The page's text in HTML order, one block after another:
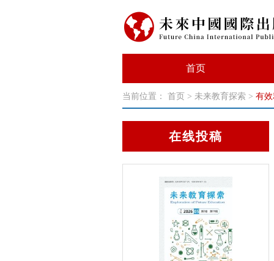
首页
当前位置： 首页 > 未来教育探索 > 有
在线投稿